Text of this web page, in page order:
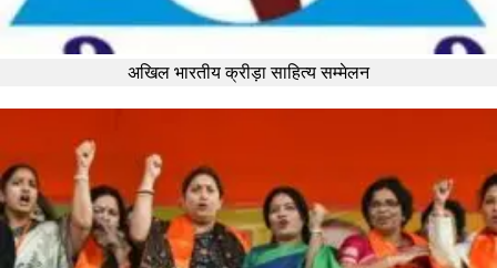
अखिल भारतीय क्रीड़ा साहित्य सम्मेलन